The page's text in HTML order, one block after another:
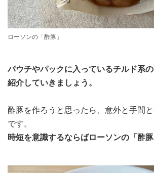
ローソンの「酢豚」
パウチやパックに入っているチルド系
紹介していきましょう。
酢豚を作ろうと思ったら、意外と手間
です。
時短を意識するならばローソンの「酢豚